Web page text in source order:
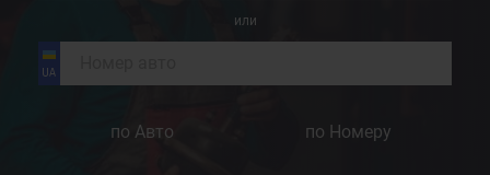
или
по Авто по Номеру